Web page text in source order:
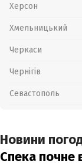
Херсон
Хмельницький
Черкаси
Чернігів
Севастополь
Новини
Спека почне